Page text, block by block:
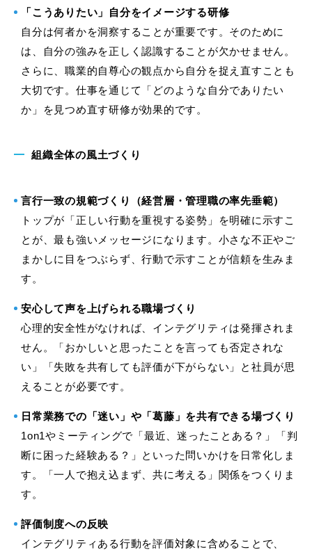
「こうありたい」自分をイメージする研修
自分は何者かを洞察することが重要です。そのために
は、自分の強みを正しく認識することが欠かせません。
さらに、職業的自尊心の観点から自分を捉え直すことも
大切です。仕事を通じて「どのような自分でありたい
か」を見つめ直す研修が効果的です。
組織全体の風土づくり
言行一致の規範づくり（経営層・管理職の率先垂範）
トップが「正しい行動を重視する姿勢」を明確に示すこ
とが、最も強いメッセージになります。小さな不正やご
まかしに目をつぶらず、行動で示すことが信頼を生みま
す。
安心して声を上げられる職場づくり
心理的安全性がなければ、インテグリティは発揮されま
せん。「おかしいと思ったことを言っても否定されな
い」「失敗を共有しても評価が下がらない」と社員が思
えることが必要です。
日常業務での「迷い」や「葛藤」を共有できる場づくり
1on1やミーティングで「最近、迷ったことある？」「判
断に困った経験ある？」といった問いかけを日常化しま
す。「一人で抱え込まず、共に考える」関係をつくりま
す。
評価制度への反映
インテグリティある行動を評価対象に含めることで、